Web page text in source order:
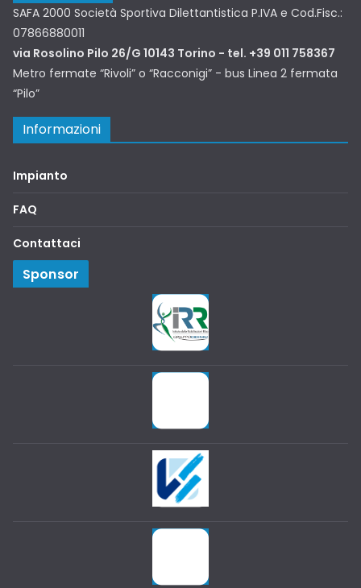
SAFA 2000 Società Sportiva Dilettantistica P.IVA e Cod.Fisc.:
07866880011
via Rosolino Pilo 26/G 10143 Torino - tel. +39 011 758367
Metro fermate “Rivoli” o “Racconigi” - bus Linea 2 fermata
“Pilo”
Informazioni
Impianto
FAQ
Contattaci
Sponsor